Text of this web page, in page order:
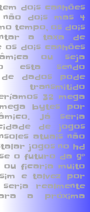
dois canhões
dois mas 4
tempo, os dois
a taxa de
dois canhões
ou seja
esta sendo
dados pode
32 mega
bytes por
Já seria
de jogos
atuais não
jogos no hd
o futuro da 9º
ou ficaria muito
e talvez por
realmente
a próxima